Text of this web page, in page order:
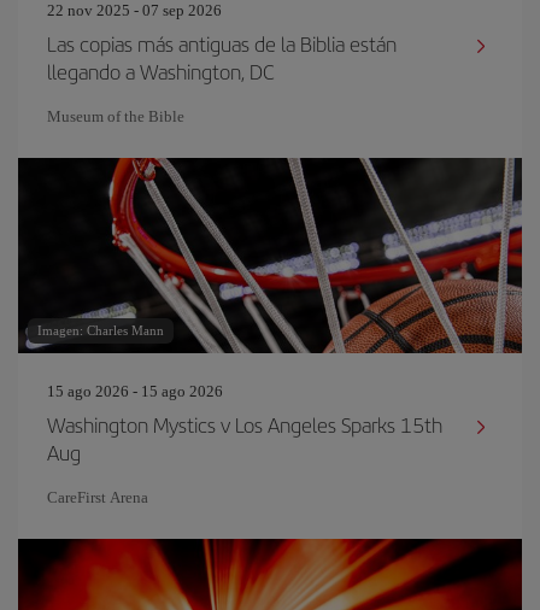
22 nov 2025 - 07 sep 2026
Las copias más antiguas de la Biblia están
llegando a Washington, DC
Museum of the Bible
Imagen: Charles Mann
15 ago 2026 - 15 ago 2026
Washington Mystics v Los Angeles Sparks 15th
Aug
CareFirst Arena